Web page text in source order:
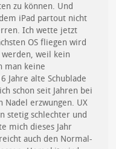
zu können. Und
iPad partout nicht
Ich wette jetzt
OS fliegen wird
werden, weil kein
man keine
Jahre alte Schublade
schon seit Jahren bei
erzwungen. UX
stetig schlechter und
mich dieses Jahr
auch den Normal-